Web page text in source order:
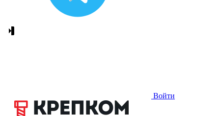
Войти